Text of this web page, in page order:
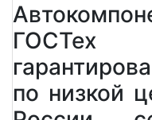
ГОСТех
по низкой